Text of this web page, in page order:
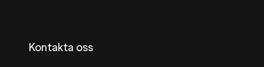
Kontakta oss